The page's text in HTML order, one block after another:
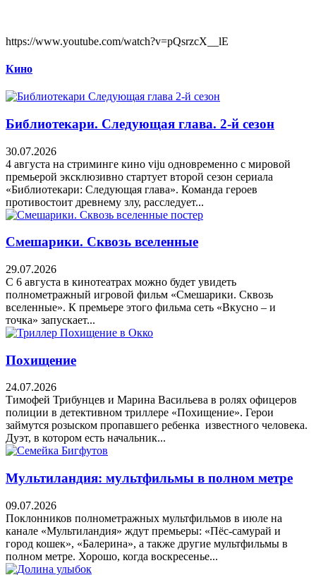
https://www.youtube.com/watch?v=pQsrzcX__lE
Кино
Библиотекари. Следующая глава. 2-й сезон
30.07.2026
4 августа на стриминге кино viju одновременно с мировой
премьерой эксклюзивно стартует второй сезон сериала
«Библиотекари: Следующая глава». Команда героев
противостоит древнему злу, расследует...
Смешарики. Сквозь вселенные
29.07.2026
С 6 августа в кинотеатрах можно будет увидеть
полнометражный игровой фильм «Смешарики. Сквозь
вселенные». К премьере этого фильма сеть «Вкусно – и
точка» запускает...
Похищение
24.07.2026
Тимофей Трибунцев и Марина Васильева в ролях офицеров
полиции в детективном триллере «Похищение». Герои
займутся розыском пропавшего ребенка известного человека.
Дуэт, в котором есть начальник...
Мультиландия: мультфильмы в полном метре
09.07.2026
Поклонников полнометражных мультфильмов в июле на
канале «Мультиландия» ждут премьеры: «Пёс-самурай и
город кошек», «Балерина», а также другие мультфильмы в
полном метре. Хорошо, когда воскресенье...